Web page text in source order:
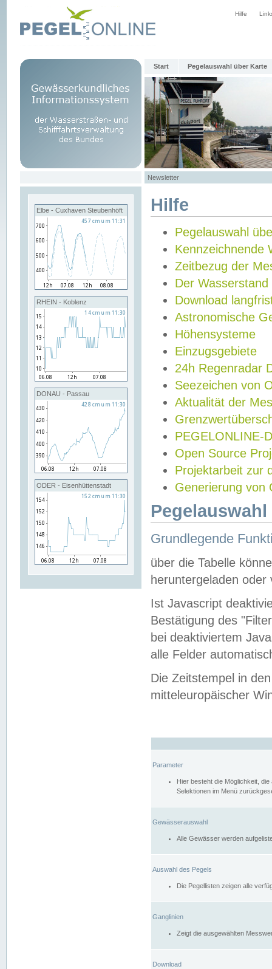
Hilfe
Start Pegelauswahl über Karte
Newsletter
Elbe - Cuxhaven Steubenhöft
RHEIN - Koblenz
DONAU - Passau
ODER - Eisenhüttenstadt
Hilfe
Pegelauswahl
Kennzeichnende
Zeitbezug der
Der Wasserstand
Download
Astronomische
Höhensysteme
Einzugsgebiete
24h Regenradar
Seezeichen von
Aktualität der
PEGELONLINE-
Open Source
Projektarbeit zur
Generierung von
Grundlegende
über die Tabelle
heruntergeladen oder
Ist Javascript
Bestätigung des
bei deaktiviertem
alle Felder
Die Zeitstempel in
mitteleuropäischer
Parameter
Hier besteht die Möglichkeit,
Selektionen im Menü
Gewässerauswahl
Alle Gewässer werden
Auswahl des Pegels
Die Pegellisten zeigen alle
Ganglinien
Zeigt die ausgewählten
Download